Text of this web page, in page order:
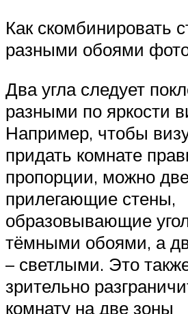
Как скомбинировать
разными обоями
Два угла следует
разными по яркости
Например, чтобы
придать комнате
пропорции, можно
прилегающие стены,
образовывающие
тёмными обоями, а
– светлыми. Это
зрительно
комнату на две зоны